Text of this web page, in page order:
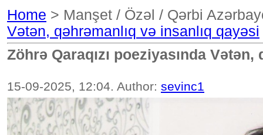
Home > Manşet / Özəl / Qərbi
Vətən, qəhrəmanlıq və insanlıq qayəsi
Zöhrə Qaraqızı poeziyasında
15-09-2025, 12:04. Author: sevinc1